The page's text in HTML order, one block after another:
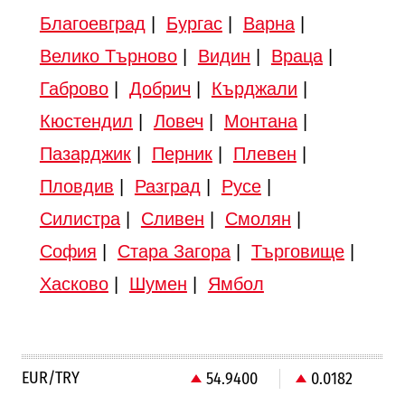
Благоевград Бургас| Варна|
Велико Търново| Видин Враца|
Габрово| Добрич Кърджали
Кюстендил
Ловеч Монтана|
Пазарджик| Перник| Плевен
Пловдив
Разград Русе|
Силистра| Сливен Смолян
София
Стара Загора| Търговище|
Хасково| Шумен Ямбол
EUR/TRY 54.9400 0.0182